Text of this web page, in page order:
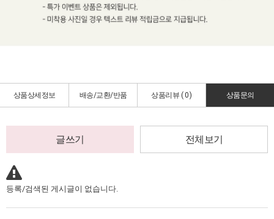
상품상세정보 배송/교환/반품 상품리뷰 ( 0) 상품문의
글쓰기 전체보기
등록/검색된 게시글이 없습니다.